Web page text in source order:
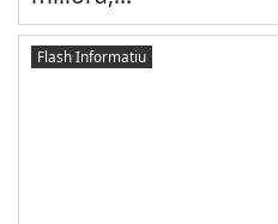
Flash Informatiu